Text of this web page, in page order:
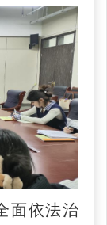
面依法治